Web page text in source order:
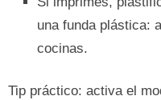
una funda plástica:
cocinas.
Tip práctico: activa el